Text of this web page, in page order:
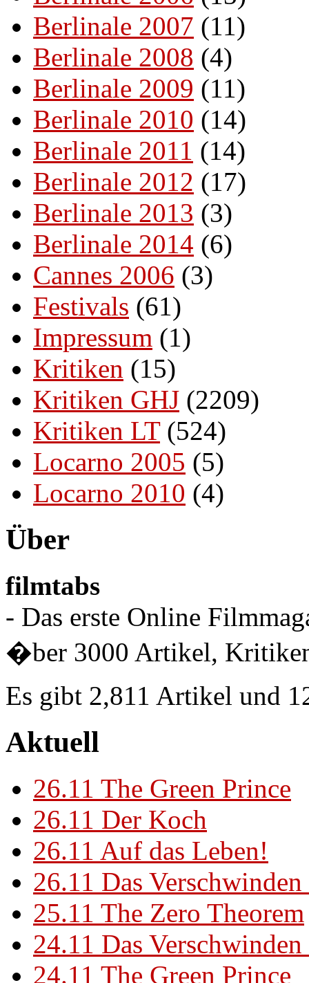
Berlinale 2007 (11)
Berlinale 2008 (4)
Berlinale 2009 (11)
Berlinale 2010 (14)
Berlinale 2011 (14)
Berlinale 2012 (17)
Berlinale 2013 (3)
Berlinale 2014 (6)
Cannes 2006 (3)
Festivals (61)
Impressum (1)
Kritiken (15)
Kritiken GHJ (2209)
Kritiken LT(524)
Locarno 2005 (5)
Locarno 2010 (4)
Über
filmtabs
- Das erste Online
�ber 3000 Artikel,
Es gibt 2,811 Artikel und
Aktuell
26.11 The Green Prince
26.11 Der Koch
26.11 Auf das Leben!
26.11 Das
25.11 The Zero Theorem
24.11 Das
24.11 The Green Prince